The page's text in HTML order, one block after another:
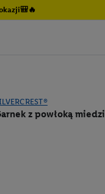
z powłoką